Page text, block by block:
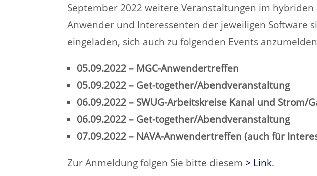
September 2022 weitere Veranstaltungen im
Anwender und Interessenten der jeweiligen Software
eingeladen, sich auch zu folgenden Events
05.09.2022 – MGC-Anwendertreffen
05.09.2022 – Get-together/Abendveranstaltung
06.09.2022 – SWUG-Arbeitskreise Kanal und Strom/
06.09.2022 – Get-together/Abendveranstaltung
07.09.2022 – NAVA-Anwendertreffen (auch für
Zur Anmeldung folgen Sie bitte diesem > Link.